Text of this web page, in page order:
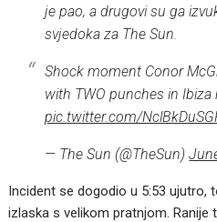
je pao, a drugovi su ga
svjedoka za The Sun.
Shock moment Conor
with TWO punches in Ibiza
pic.twitter.com/
— The Sun (@TheSun)
Incident se dogodio u 5:53 ujutro,
izlaska s velikom pratnjom. Ranije